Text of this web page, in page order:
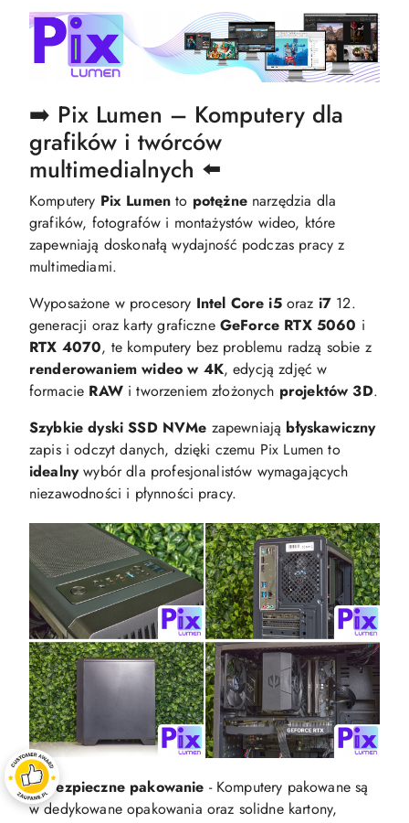
➡️ Pix Lumen – Komputery dla
grafików i twórców
multimedialnych ⬅️
Komputery Pix Lumen to potężnenarzędzia dla
grafików, fotografów i montażystów wideo, które
zapewniają doskonałą wydajność podczas pracy z
multimediami.
Wyposażone w procesory Intel Core i5 oraz i7 12.
generacji oraz karty graficzne GeForce RTX 5060 i
RTX 4070, te komputery bez problemu radzą sobie z
renderowaniem wideo w 4K, edycją zdjęć w
formacie RAWi tworzeniem złożonych projektów 3D.
Szybkie dyski SSD NVMe zapewniają błyskawiczny
zapis i odczyt danych, dzięki czemu Pix Lumen to
idealnywybór dla profesjonalistów wymagających
niezawodności i płynności pracy.
☝️Bezpieczne pakowanie - Komputery pakowane są
w dedykowane opakowania oraz solidne kartony,